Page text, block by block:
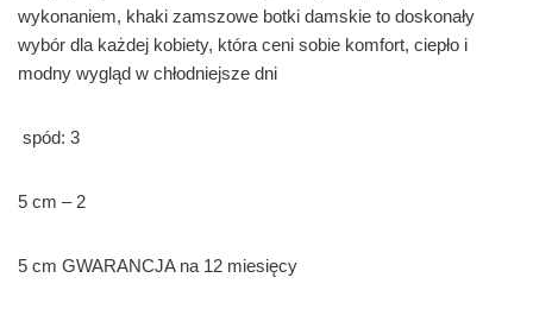
wykonaniem, khaki zamszowe botki damskie to doskonały
wybór dla każdej kobiety, która ceni sobie komfort, ciepło i
modny wygląd w chłodniejsze dni
spód: 3
5 cm – 2
5 cm GWARANCJA na 12 miesięcy